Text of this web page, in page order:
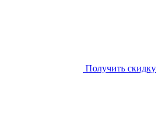
Получить скидку